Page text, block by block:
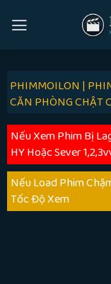
PHIMMOILON |
CĂN PHÒNG CHẬT
Nếu Xem Phim Bị
HY Hoặc Sever
Nếu Load Phim
Tốc Độ Xem